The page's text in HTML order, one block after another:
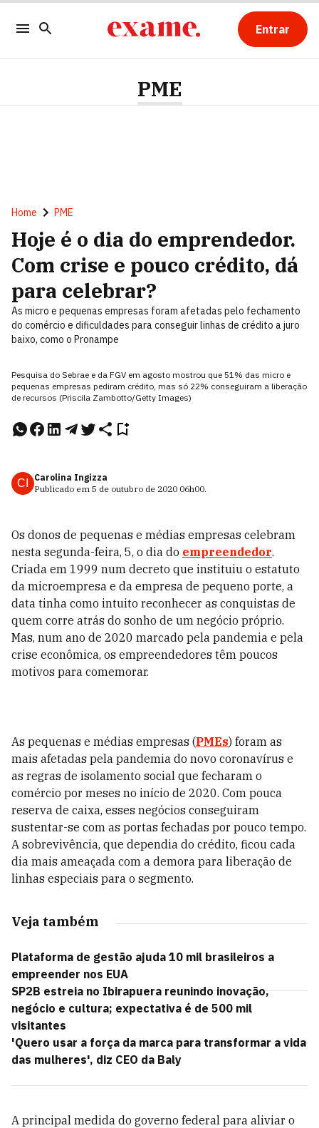
Entrar
PME
Home PME
Hoje é o dia do emprendedor.
Com crise e pouco crédito, dá
para celebrar?
As micro e pequenas empresas foram afetadas pelo fechamento
do comércio e dificuldades para conseguir linhas de crédito a juro
baixo, como o Pronampe
Pesquisa do Sebrae e da FGV em agosto mostrou que 51% das micro e
pequenas empresas pediram crédito, mas só 22% conseguiram a liberação
de recursos (Priscila Zambotto/Getty Images)
CI
Carolina Ingizza
Publicado em 5 de outubro de 2020 06h00.
Os donos de pequenas e médias empresas celebram
nesta segunda-feira, 5, o dia do empreendedor.
Criada em 1999 num decreto que instituiu o estatuto
da microempresa e da empresa de pequeno porte, a
data tinha como intuito reconhecer as conquistas de
quem corre atrás do sonho de um negócio próprio.
Mas, num ano de 2020 marcado pela pandemia e pela
crise econômica, os empreendedores têm poucos
motivos para comemorar.
As pequenas e médias empresas (PMEs) foram as
mais afetadas pela pandemia do novo coronavírus e
as regras de isolamento social que fecharam o
comércio por meses no início de 2020. Com pouca
reserva de caixa, esses negócios conseguiram
sustentar-se com as portas fechadas por pouco tempo.
A sobrevivência, que dependia do crédito, ficou cada
dia mais ameaçada com a demora para liberação de
linhas especiais para o segmento.
Veja também
Plataforma de gestão ajuda 10 mil brasileiros a
empreender nos EUA
SP2B estreia no Ibirapuera reunindo inovação,
negócio e cultura; expectativa é de 500 mil
visitantes
'Quero usar a força da marca para transformar a vida
das mulheres', diz CEO da Baly
A principal medida do governo federal para aliviar o